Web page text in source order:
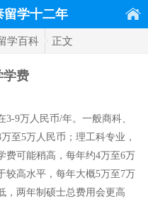
留学十二年
学百科 正文
学费
9万人民币/年。一般商科、
至5万人民币；理工科专业，
费可能稍高，每年约4万至6万
较高水平，每年大概5万至7万
，两年制硕士总费用会更高